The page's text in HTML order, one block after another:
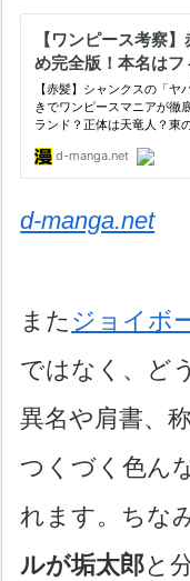
d-manga.net
また ジョイボ
ではなく、ど
異名や肩書、
つくづく色ん
れます。ちな
ルが垢太郎と